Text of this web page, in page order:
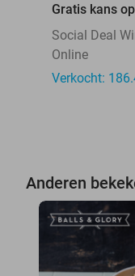
Gratis kans
Social Deal
Online
Verkocht:
Anderen